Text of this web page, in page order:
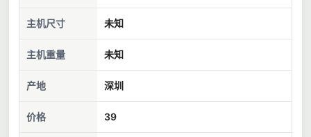
主机尺寸 未知
主机重量 未知
产地 深圳
价格 39